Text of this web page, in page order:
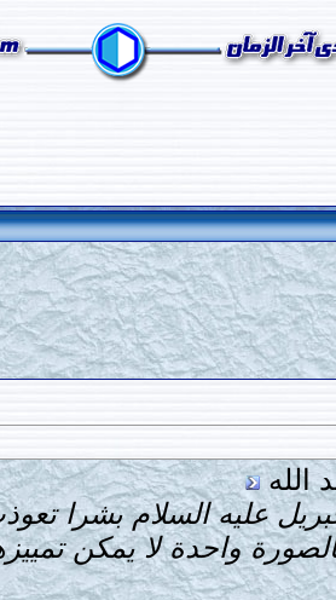
الله
عليه السلام بشرا
واحدة لا يمكن